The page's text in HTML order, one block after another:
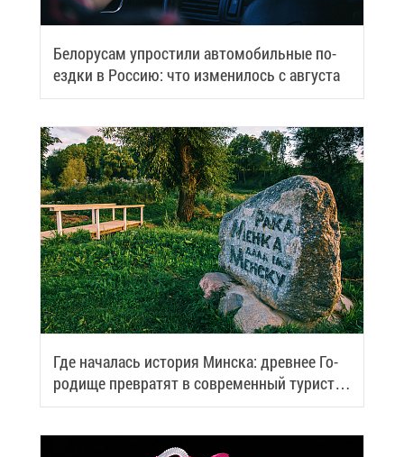
Бе­ло­ру­сам упро­сти­ли ав­то­мо­биль­ные по­
езд­ки в Рос­сию: что из­ме­ни­лось с ав­гу­ста
Где на­ча­лась ис­то­рия Мин­ска: древ­нее Го­
ро­ди­ще пре­вра­тят в со­вре­мен­ный ту­ри­сти­
че­ский центр